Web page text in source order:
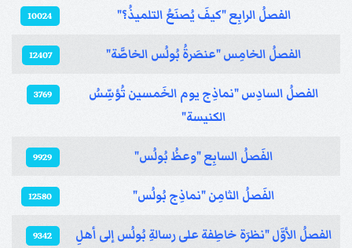
الفصلُ الرابِع "كيفَ يُصنَعُ التلميذُ؟" 10024
الفصلُ الخامِس "عنصَرةُ بُولُس الخاصَّة" 12407
الفصلُ السادِس "نماذِج يوم الخَمسين تُؤسِّسُ
الكنيسة"
3769
الفَصلُ السابِع "وعظُ بُولُس" 9929
الفَصلُ الثامِن "نماذِج بُولُس" 12580
الفصلُ الأوَّل "نظرَة خاطِفة على رسالةِ بُولُس إلى أهلِ
9342